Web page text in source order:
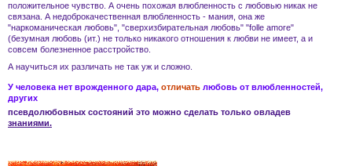
положительное чувство. А очень похожая влюбленность с любовью никак не
связана. А недоброкачественная влюбленность - мания , она же
"наркоманическая любовь", "сверхизбирательная любовь" "folle amore"
(безумная любовь (ит.) не только никакого отношения к любви не имеет, а и
совсем болезненное расстройство
А научиться их различать не так уж и сложно.
У человека нет врожденного дара, отличать любовь от влюбленностей,
других
псевдолюбовных состояний это можно сделать только овладев
знаниями.